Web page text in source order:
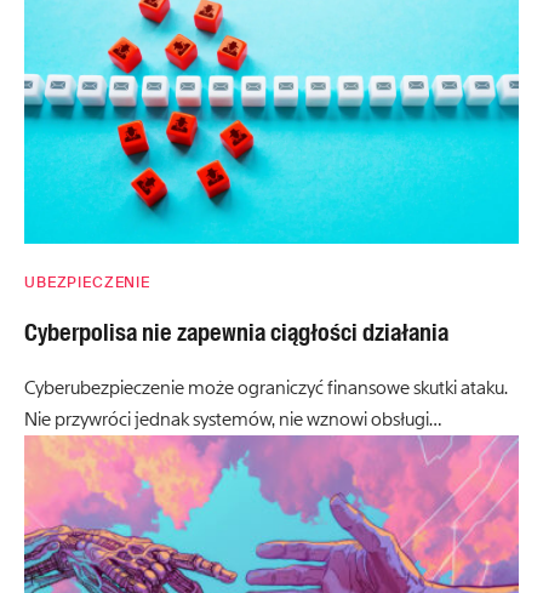
UBEZPIECZENIE
Cyberpolisa nie zapewnia ciągłości działania
Cyberubezpieczenie może ograniczyć finansowe skutki ataku.
Nie przywróci jednak systemów, nie wznowi obsługi…